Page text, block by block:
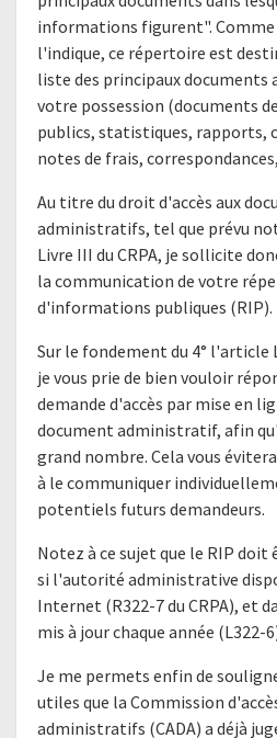
informations figurent". Comme
l'indique, ce répertoire est
liste des principaux
votre possession (documents
publics, statistiques, rapports,
notes de frais,
Au titre du droit d'accès aux
administratifs, tel que prévu
Livre III du CRPA, je sollicite
la communication de votre
d'informations publiques (RIP).
Sur le fondement du 4° l'article
je vous prie de bien vouloir
demande d'accès par mise en
document administratif, afin
grand nombre. Cela vous
à le communiquer
potentiels futurs demandeurs.
Notez à ce sujet que le RIP doit
si l'autorité administrative
Internet (R322-7 du CRPA), et
mis à jour chaque année (L322-
Je me permets enfin de
utiles que la Commission
administratifs (CADA) a déjà